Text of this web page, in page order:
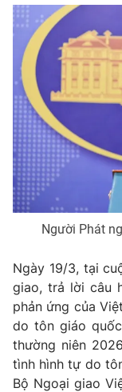
Câu chuyện quốc
Tài chính
Thị trường
Góc doanh nghiệp
Dữ liệu và đời
Truyền hình
Phim VTV
Hậu trường
Nhân vật
Khán giả
Giải sao mai
Giải trí
Điện ảnh
Âm nhạc
Sao
Đời sống
Du lịch
Làm đẹp
Chất lượng cuộc
Giáo dục
Tuyển sinh
Học trực tuyến
Hitech Công
Sản phẩm
Thị trường
Tư vấn
Giao lưu trực
Lịch phát sóng
Người Phát
Ngày 19/3, tại
giao, trả lời câu
phản ứng của
do tôn giáo
thường niên
tình hình tự do
Bộ Ngoại giao